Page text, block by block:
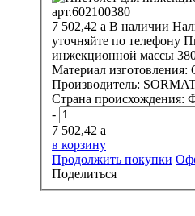
7 502,42 a В наличии
уточняйте по телефону
инжекционной массы
Материал изготовления:
Производитель:
Страна происхождения:
-
7 502,42 a
в корзину
Продолжить покупки
Поделиться